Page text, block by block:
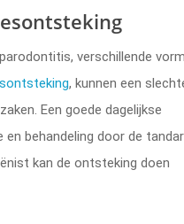
verschillende
, kunnen een
Een goede dagelijkse
en behandeling door de
kan de ontsteking doen